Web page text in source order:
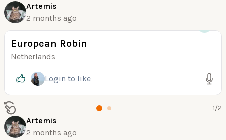
Artemis
2 months ago
European Robin
Netherlands
Login to like
1/2
Artemis
2 months ago